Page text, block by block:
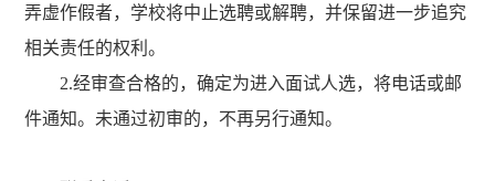
弄虚作假者，学校将中止选聘或解聘，并保留进一步追究
相关责任的权利。
2.经审查合格的，确定为进入面试人选，将电话或邮
件通知。未通过初审的，不再另行通知。